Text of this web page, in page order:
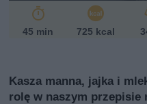
45 min 725 kcal
Kasza manna, jajka i
rolę w naszym przepisie